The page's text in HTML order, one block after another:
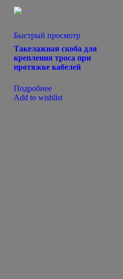
Быстрый просмотр
Такелажная скоба для
крепления троса при
протяжке кабелей
Подробнее
Add to wishlist